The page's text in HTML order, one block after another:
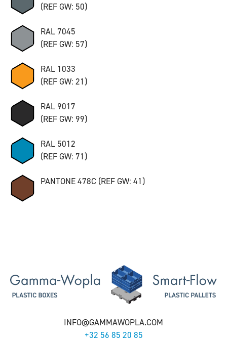
(REF GW: 50)
RAL 7045
(REF GW: 57)
RAL 1033
(REF GW: 21)
RAL 9017
(REF GW: 99)
RAL 5012
(REF GW: 71)
PANTONE 478C (REF GW: 41)
INFO@GAMMAWOPLA.COM
+32 56 85 20 85